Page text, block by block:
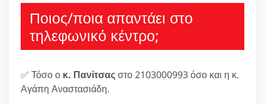
Ποιος/ποια απαντάει στο
τηλεφωνικό κέντρο;
✅ Τόσο ο κ. Πανίτσαςστο 2103000993 όσο και η κ.
Αγάπη Αναστασιάδη.